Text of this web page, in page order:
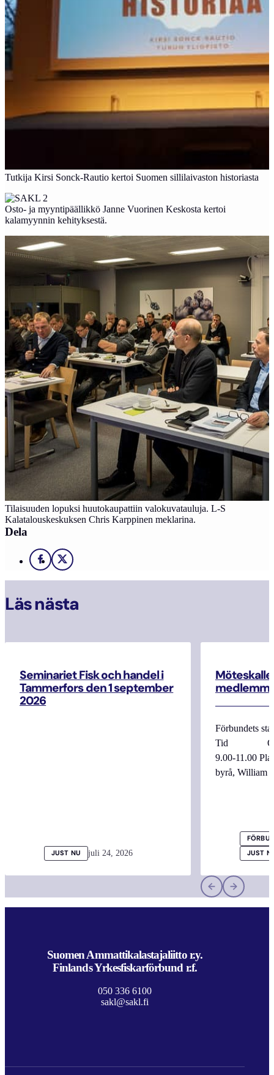
Tutkija Kirsi Sonck-Rautio kertoi Suomen sillilaivaston historiasta
Osto- ja myyntipäällikkö Janne Vuorinen Keskosta kertoi
kalamyynnin kehityksestä.
Tilaisuuden lopuksi huutokaupattiin valokuvatauluja. L-S
Kalatalouskeskuksen Chris Karppinen meklarina.
Dela
Facebook
X
Läs nästa
Seminariet Fisk och handel i
Tammerfors den 1 september
2026
JUST NU juli 24, 2026
Förbundets
Tid
9.00-11.00
byrå, William
JUST
Suomen Ammattikalastajaliitto r.y.
Finlands Yrkesfiskarförbund r.f.
050 336 6100
sakl@sakl.fi